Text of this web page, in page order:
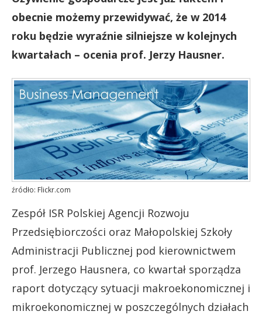
obecnie możemy przewidywać, że w 2014
roku będzie wyraźnie silniejsze w kolejnych
kwartałach – ocenia prof. Jerzy Hausner.
źródło: Flickr.com
Zespół ISR Polskiej Agencji Rozwoju
Przedsiębiorczości oraz Małopolskiej Szkoły
Administracji Publicznej pod kierownictwem
prof. Jerzego Hausnera, co kwartał sporządza
raport dotyczący sytuacji makroekonomicznej i
mikroekonomicznej w poszczególnych działach